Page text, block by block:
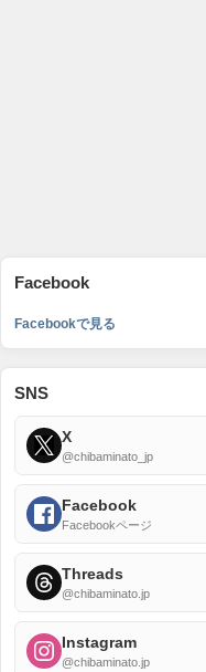
Facebook
Facebookで見る
SNS
X
@chibaminato_jp
Facebook
Facebookページ
Threads
@chibaminato.jp
Instagram
@chibaminato.jp